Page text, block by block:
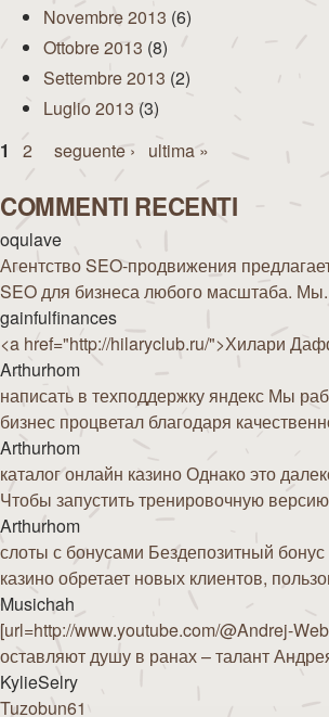
Novembre 2013 (6)
Ottobre 2013 (8)
Settembre 2013 (2)
Luglio 2013 (3)
Pagine
1 2 seguente › ultima »
COMMENTI RECENTI
oqulave
Агентство SEO-продвижения
SEO для бизнеса любого масштаба.
gainfulfinances
<a href="http://hilaryclub.ru/">Хилари
Arthurhom
написать в техподдержку яндекс Мы
бизнес процветал благодаря
Arthurhom
каталог онлайн казино Однако это
Чтобы запустить тренировочную
Arthurhom
слоты с бонусами Бездепозитный
казино обретает новых клиентов,
Musichah
[url=http://www.youtube.com/@Andrej-
оставляют душу в ранах – талант
KylieSelry
Tuzobun61